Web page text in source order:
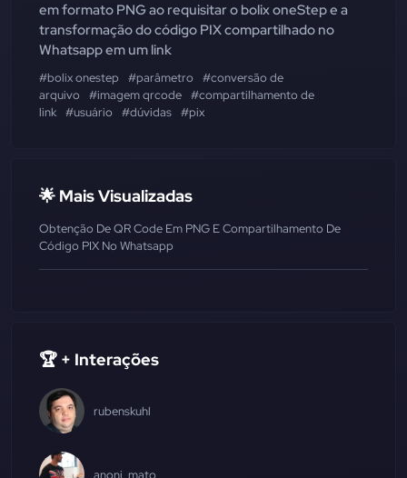
em formato PNG ao requisitar o bolix oneStep e a
transformação do código PIX compartilhado no
Whatsapp em um link
#bolix onestep #parâmetro
#conversão de
arquivo
#imagem qrcode #compartilhamento de
link #usuário #dúvidas #pix
🌟 Mais Visualizadas
Obtenção De QR Code Em PNG E Compartilhamento De
Código PIX No Whatsapp
🏆 + Interações
rubenskuhl
anoni_mato